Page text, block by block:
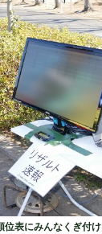
位表にみんなくぎ付け